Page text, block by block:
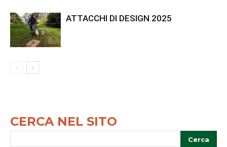
ATTACCHI DI DESIGN 2025
CERCA NEL SITO